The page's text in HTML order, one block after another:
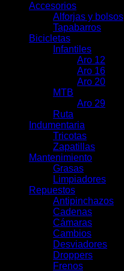
Accesorios
Alforjas y bolsos
Tapabarros
Bicicletas
Infantiles
Aro 12
Aro 16
Aro 20
MTB
Aro 29
Ruta
Indumentaria
Tricotas
Zapatillas
Mantenimiento
Grasas
Limpiadores
Repuestos
Antipinchazos
Cadenas
Cámaras
Cambios
Desviadores
Droppers
Frenos